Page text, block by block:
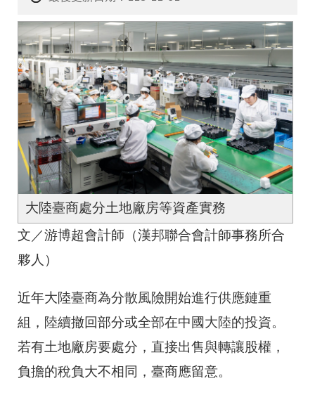
大陸臺商處分土地廠房等資產實務
文／游博超會計師（漢邦聯合會計師事務所合
夥人）
近年大陸臺商為分散風險開始進行供應鏈重
組，陸續撤回部分或全部在中國大陸的投資。
若有土地廠房要處分，直接出售與轉讓股權，
負擔的稅負大不相同，臺商應留意。